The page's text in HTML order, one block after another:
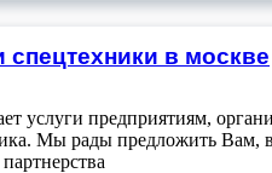
в москве
услуги предприятиям,
Мы рады предложить Вам,